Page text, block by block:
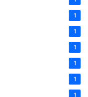
1
1
1
1
1
1